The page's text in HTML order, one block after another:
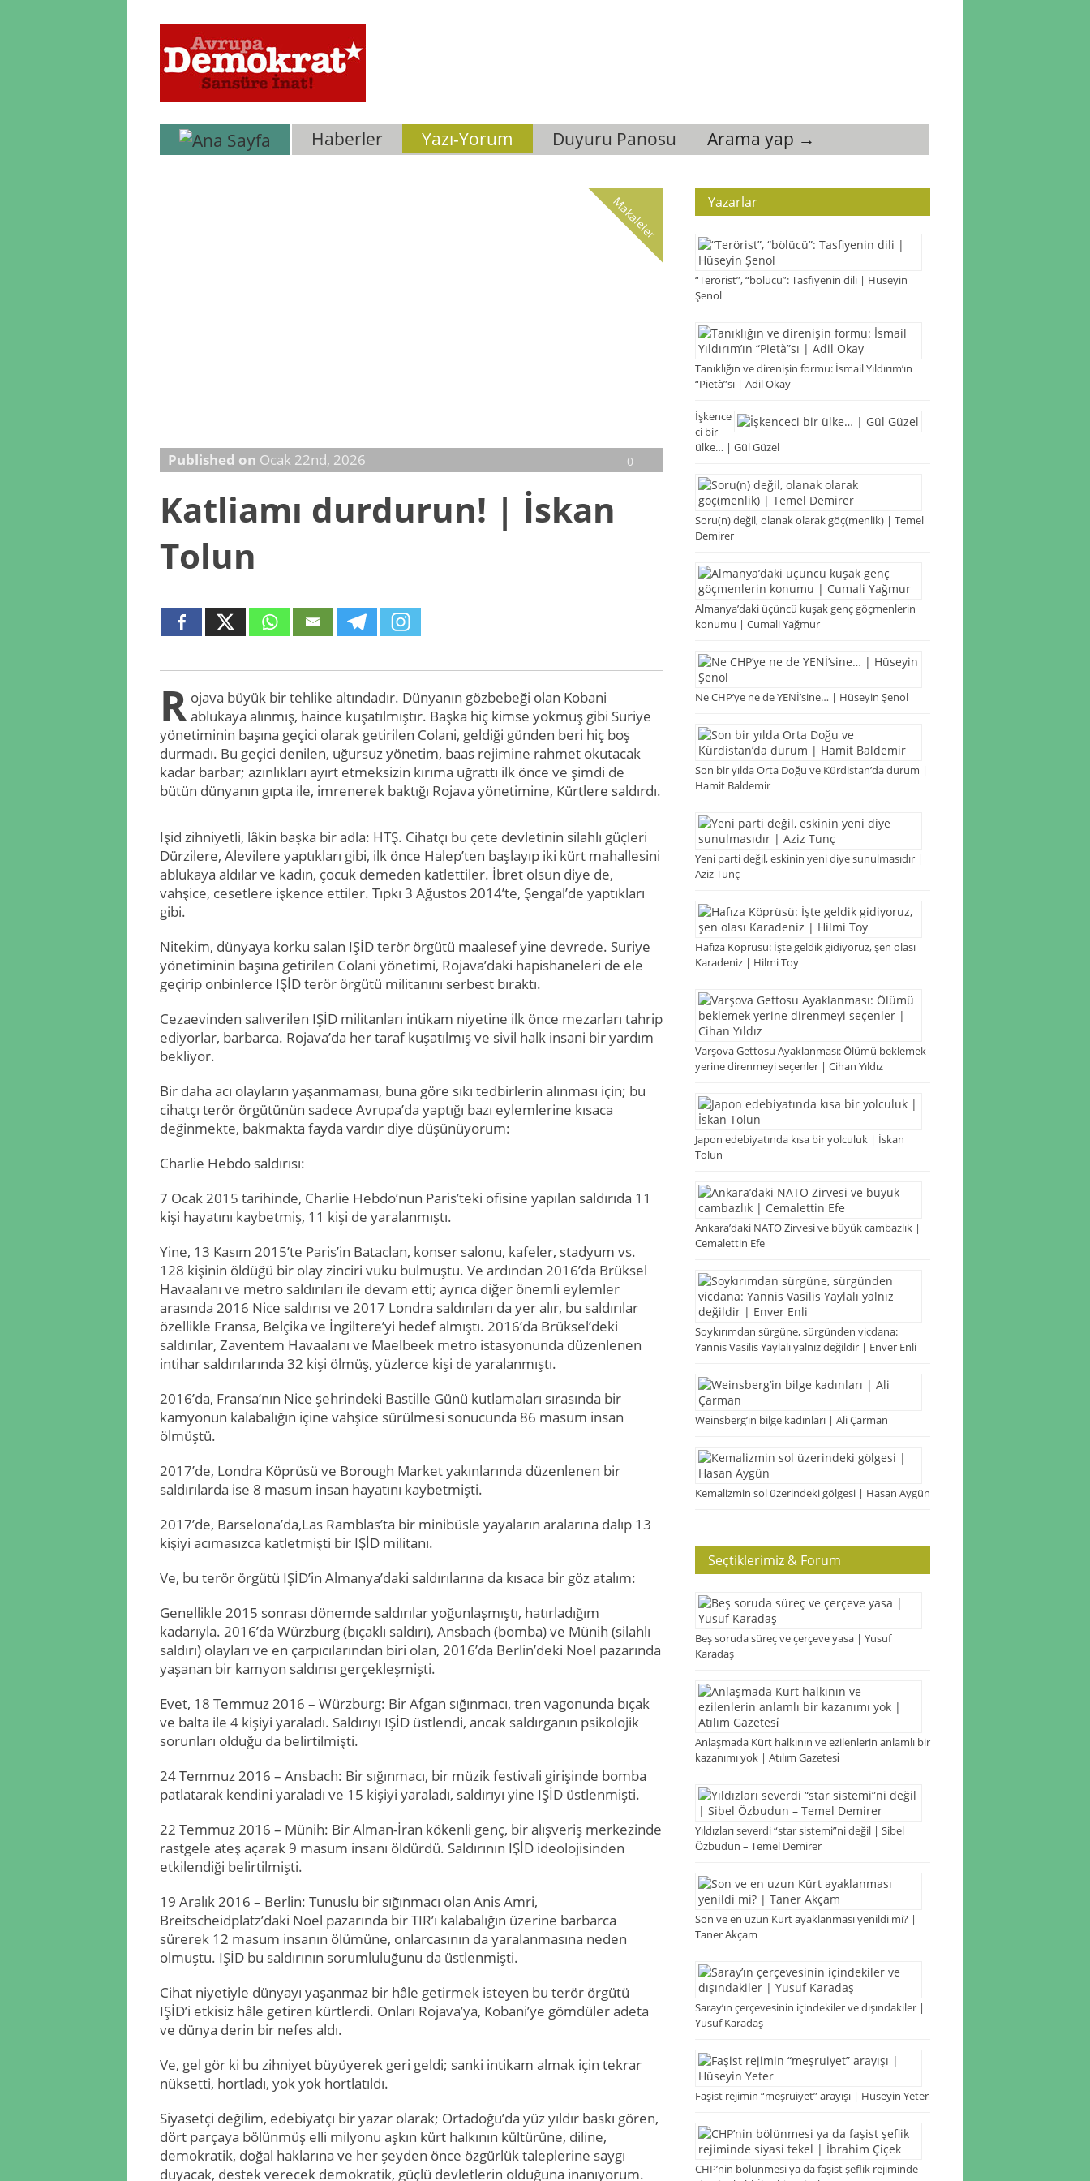
Haberler Yazı-Yorum Duyuru Panosu Arama yap →
Makaleler
Published on Ocak 22nd, 2026 0
Katliamı durdurun! | İskan
Tolun
R ojava büyük bir tehlike altındadır. Dünyanın gözbebeği olan Kobani
ablukaya alınmış, haince kuşatılmıştır. Başka hiç kimse yokmuş gibi Suriye
yönetiminin başına geçici olarak getirilen Colani, geldiği günden beri hiç boş
durmadı. Bu geçici denilen, uğursuz yönetim, baas rejimine rahmet okutacak
kadar barbar; azınlıkları ayırt etmeksizin kırıma uğrattı ilk önce ve şimdi de
bütün dünyanın gıpta ile, imrenerek baktığı Rojava yönetimine, Kürtlere saldırdı.
Işid zihniyetli, lâkin başka bir adla: HTŞ. Cihatçı bu çete devletinin silahlı güçleri
Dürzilere, Alevilere yaptıkları gibi, ilk önce Halep’ten başlayıp iki kürt mahallesini
ablukaya aldılar ve kadın, çocuk demeden katlettiler. İbret olsun diye de,
vahşice, cesetlere işkence ettiler. Tıpkı 3 Ağustos 2014’te, Şengal’de yaptıkları
gibi.
Nitekim, dünyaya korku salan IŞİD terör örgütü maalesef yine devrede. Suriye
yönetiminin başına getirilen Colani yönetimi, Rojava’daki hapishaneleri de ele
geçirip onbinlerce IŞİD terör örgütü militanını serbest bıraktı.
Cezaevinden salıverilen IŞİD militanları intikam niyetine ilk önce mezarları tahrip
ediyorlar, barbarca. Rojava’da her taraf kuşatılmış ve sivil halk insani bir yardım
bekliyor.
Bir daha acı olayların yaşanmaması, buna göre sıkı tedbirlerin alınması için; bu
cihatçı terör örgütünün sadece Avrupa’da yaptığı bazı eylemlerine kısaca
değinmekte, bakmakta fayda vardır diye düşünüyorum:
Charlie Hebdo saldırısı:
7 Ocak 2015 tarihinde, Charlie Hebdo’nun Paris’teki ofisine yapılan saldırıda 11
kişi hayatını kaybetmiş, 11 kişi de yaralanmıştı.
Yine, 13 Kasım 2015’te Paris’in Bataclan, konser salonu, kafeler, stadyum vs.
128 kişinin öldüğü bir olay zinciri vuku bulmuştu. Ve ardından 2016’da Brüksel
Havaalanı ve metro saldırıları ile devam etti; ayrıca diğer önemli eylemler
arasında 2016 Nice saldırısı ve 2017 Londra saldırıları da yer alır, bu saldırılar
özellikle Fransa, Belçika ve İngiltere’yi hedef almıştı. 2016’da Brüksel’deki
saldırılar, Zaventem Havaalanı ve Maelbeek metro istasyonunda düzenlenen
intihar saldırılarında 32 kişi ölmüş, yüzlerce kişi de yaralanmıştı.
2016’da, Fransa’nın Nice şehrindeki Bastille Günü kutlamaları sırasında bir
kamyonun kalabalığın içine vahşice sürülmesi sonucunda 86 masum insan
ölmüştü.
2017’de, Londra Köprüsü ve Borough Market yakınlarında düzenlenen bir
saldırılarda ise 8 masum insan hayatını kaybetmişti.
2017’de, Barselona’da,Las Ramblas’ta bir minibüsle yayaların aralarına dalıp 13
kişiyi acımasızca katletmişti bir IŞİD militanı.
Ve, bu terör örgütü IŞİD’in Almanya’daki saldırılarına da kısaca bir göz atalım:
Genellikle 2015 sonrası dönemde saldırılar yoğunlaşmıştı, hatırladığım
kadarıyla. 2016’da Würzburg (bıçaklı saldırı), Ansbach (bomba) ve Münih (silahlı
saldırı) olayları ve en çarpıcılarından biri olan, 2016’da Berlin’deki Noel pazarında
yaşanan bir kamyon saldırısı gerçekleşmişti.
Evet, 18 Temmuz 2016 – Würzburg: Bir Afgan sığınmacı, tren vagonunda bıçak
ve balta ile 4 kişiyi yaraladı. Saldırıyı IŞİD üstlendi, ancak saldırganın psikolojik
sorunları olduğu da belirtilmişti.
24 Temmuz 2016 – Ansbach: Bir sığınmacı, bir müzik festivali girişinde bomba
patlatarak kendini yaraladı ve 15 kişiyi yaraladı, saldırıyı yine IŞİD üstlenmişti.
22 Temmuz 2016 – Münih: Bir Alman-İran kökenli genç, bir alışveriş merkezinde
rastgele ateş açarak 9 masum insanı öldürdü. Saldırının IŞİD ideolojisinden
etkilendiği belirtilmişti.
19 Aralık 2016 – Berlin: Tunuslu bir sığınmacı olan Anis Amri,
Breitscheidplatz’daki Noel pazarında bir TIR’ı kalabalığın üzerine barbarca
sürerek 12 masum insanın ölümüne, onlarcasının da yaralanmasına neden
olmuştu. IŞİD bu saldırının sorumluluğunu da üstlenmişti.
Cihat niyetiyle dünyayı yaşanmaz bir hâle getirmek isteyen bu terör örgütü
IŞİD’i etkisiz hâle getiren kürtlerdi. Onları Rojava’ya, Kobani’ye gömdüler adeta
ve dünya derin bir nefes aldı.
Ve, gel gör ki bu zihniyet büyüyerek geri geldi; sanki intikam almak için tekrar
nüksetti, hortladı, yok yok hortlatıldı.
Siyasetçi değilim, edebiyatçı bir yazar olarak; Ortadoğu’da yüz yıldır baskı gören,
dört parçaya bölünmüş elli milyonu aşkın kürt halkının kültürüne, diline,
demokratik, doğal haklarına ve her şeyden önce özgürlük taleplerine saygı
duyacak, destek verecek demokratik, güçlü devletlerin olduğuna inanıyorum.
Yazarlar
“Terörist”, “bölücü”: Tasfiyenin dili | Hüseyin
Şenol
Tanıklığın ve direnişin formu: İsmail Yıldırım’ın
“Pietà”sı | Adil Okay
İşkence
ci bir
ülke… | Gül Güzel
Soru(n) değil, olanak olarak göç(menlik) | Temel
Demirer
Almanya’daki üçüncü kuşak genç göçmenlerin
konumu | Cumali Yağmur
Ne CHP’ye ne de YENİ’sine… | Hüseyin Şenol
Son bir yılda Orta Doğu ve Kürdistan’da durum |
Hamit Baldemir
Yeni parti değil, eskinin yeni diye sunulmasıdır |
Aziz Tunç
Hafıza Köprüsü: İşte geldik gidiyoruz, şen olası
Karadeniz | Hilmi Toy
Varşova Gettosu Ayaklanması: Ölümü beklemek
yerine direnmeyi seçenler | Cihan Yıldız
Japon edebiyatında kısa bir yolculuk | İskan
Tolun
Ankara’daki NATO Zirvesi ve büyük cambazlık |
Cemalettin Efe
Soykırımdan sürgüne, sürgünden vicdana:
Yannis Vasilis Yaylalı yalnız değildir | Enver Enli
Weinsberg’in bilge kadınları | Ali Çarman
Kemalizmin sol üzerindeki gölgesi | Hasan Aygün
Seçtiklerimiz & Forum
Beş soruda süreç ve çerçeve yasa | Yusuf
Karadaş
Anlaşmada Kürt halkının ve ezilenlerin anlamlı bir
kazanımı yok | Atılım Gazetesi̇
Yıldızları severdi “star sistemi”ni değil | Sibel
Özbudun – Temel Demirer
Son ve en uzun Kürt ayaklanması yenildi mi? |
Taner Akçam
Saray’ın çerçevesinin içindekiler ve dışındakiler |
Yusuf Karadaş
Faşist rejimin “meşruiyet” arayışı | Hüseyin Yeter
CHP’nin bölünmesi ya da faşist şeflik rejiminde